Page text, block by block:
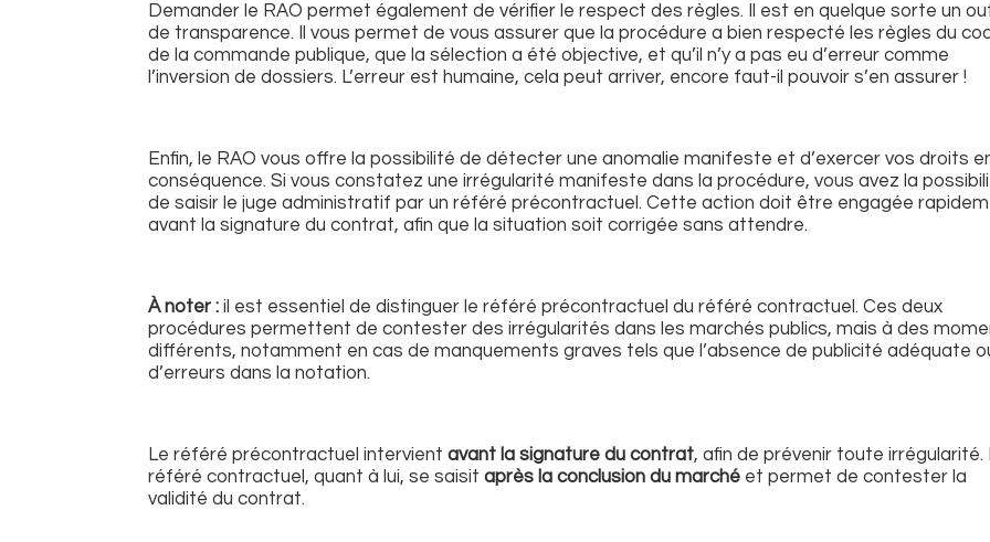
Demander le RAO permet également de vérifier le respect des règles. Il est en quelque sorte un
de transparence. Il vous permet de vous assurer que la procédure a bien respecté les règles du
de la commande publique, que la sélection a été objective, et qu’il n’y a pas eu d’erreur comme
l’inversion de dossiers. L’erreur est humaine, cela peut arriver, encore faut-il pouvoir s’en assurer !
Enfin, le RAO vous offre la possibilité de détecter une anomalie manifeste et d’exercer vos droits
conséquence. Si vous constatez une irrégularité manifeste dans la procédure, vous avez la
de saisir le juge administratif par un référé précontractuel. Cette action doit être engagée
avant la signature du contrat, afin que la situation soit corrigée sans attendre.
À noter : il est essentiel de distinguer le référé précontractuel du référé contractuel. Ces deux
procédures permettent de contester des irrégularités dans les marchés publics, mais à des
différents, notamment en cas de manquements graves tels que l’absence de publicité adéquate
d’erreurs dans la notation.
Le référé précontractuel intervientavant la signature du contrat, afin de prévenir toute irrégularité.
référé contractuel, quant à lui, se saisitaprès la conclusion du marché et permet de contester la
validité du contrat.